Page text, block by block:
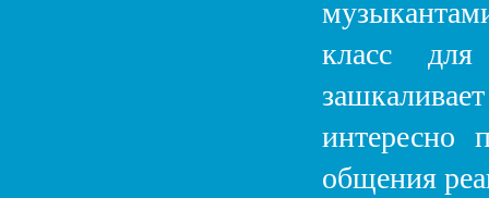
класс для
интересно
общения